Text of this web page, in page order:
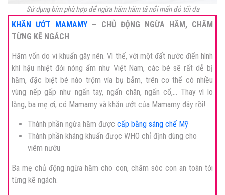
Sử dụng bỉm phù hợp để ngừa hămhăm tã nổi mẩn đỏtối đa
KHĂN ƯỚT MAMAMY – CHỦ ĐỘNG NGỪA HĂM, CHĂM
TỪNG KẼ NGÁCH
Hăm vốn do vi khuẩn gây nên. Vì thế, với một đất nước điển hình
khí hậu nhiệt đới nóng ẩm như Việt Nam, các bé sẽ rất dễ bị
hăm, đặc biệt bé nào trộm vía bụ bẫm, trên cơ thể có nhiều
vùng nếp gấp như ngấn tay, ngấn chân, ngấn cổ,… Thay vì lo
lắng, ba mẹ ơi, có Mamamy và khăn ướt của Mamamy đây rồi!
Thành phần ngừa hăm được cấp bằng sáng chế Mỹ
Thành phần kháng khuẩn được WHO chỉ định dùng cho
viêm nướu
Ba mẹ chủ động ngừa hăm cho con, chăm sóc con an toàn tới
từng kẽ ngách.